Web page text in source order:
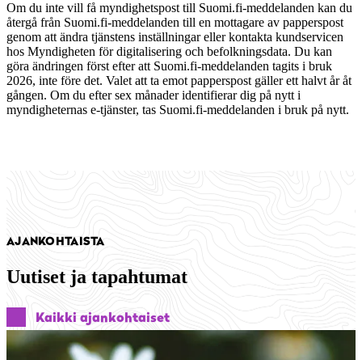
Om du inte vill få myndighetspost till Suomi.fi-meddelanden kan du
återgå från Suomi.fi-meddelanden till en mottagare av papperspost
genom att ändra tjänstens inställningar eller kontakta kundservicen
hos Myndigheten för digitalisering och befolkningsdata. Du kan
göra ändringen först efter att Suomi.fi-meddelanden tagits i bruk
2026, inte före det. Valet att ta emot papperspost gäller ett halvt år åt
gången. Om du efter sex månader identifierar dig på nytt i
myndigheternas e-tjänster, tas Suomi.fi-meddelanden i bruk på nytt.
AJANKOHTAISTA
Uutiset ja tapahtumat
Kaikki ajankohtaiset